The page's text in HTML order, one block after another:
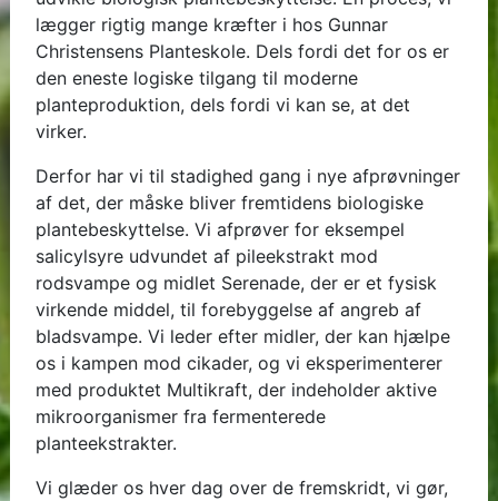
lægger rigtig mange kræfter i hos Gunnar
Christensens Planteskole. Dels fordi det for os er
den eneste logiske tilgang til moderne
planteproduktion, dels fordi vi kan se, at det
virker.
Derfor har vi til stadighed gang i nye afprøvninger
af det, der måske bliver fremtidens biologiske
plantebeskyttelse. Vi afprøver for eksempel
salicylsyre udvundet af pileekstrakt mod
rodsvampe og midlet Serenade, der er et fysisk
virkende middel, til forebyggelse af angreb af
bladsvampe. Vi leder efter midler, der kan hjælpe
os i kampen mod cikader, og vi eksperimenterer
med produktet Multikraft, der indeholder aktive
mikroorganismer fra fermenterede
planteekstrakter.
Vi glæder os hver dag over de fremskridt, vi gør,